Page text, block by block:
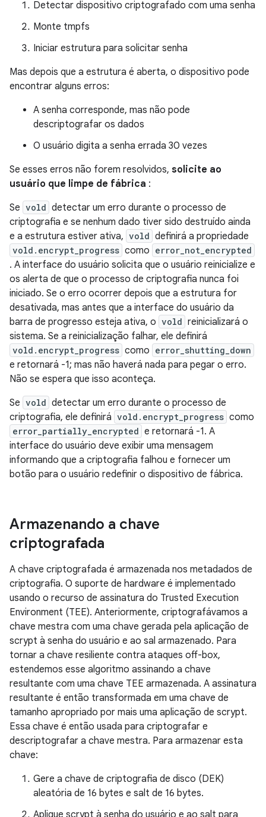
Detectar dispositivo criptografado com uma senha
Monte tmpfs
Iniciar estrutura para solicitar senha
Mas depois que a estrutura é aberta, o dispositivo pode
encontrar alguns erros:
A senha corresponde, mas não pode
descriptografar os dados
O usuário digita a senha errada 30 vezes
Se esses erros não forem resolvidos, solicite ao
usuário que limpe de fábrica :
Se vold detectar um erro durante o processo de
criptografia e se nenhum dado tiver sido destruído ainda
e a estrutura estiver ativa, vold definirá a propriedade
vold.encrypt_progress como error_not_encrypted
. A interface do usuário solicita que o usuário reinicialize e
os alerta de que o processo de criptografia nunca foi
iniciado. Se o erro ocorrer depois que a estrutura for
desativada, mas antes que a interface do usuário da
barra de progresso esteja ativa, o vold reinicializará o
sistema. Se a reinicialização falhar, ele definirá
vold.encrypt_progress como error_shutting_down
e retornará -1; mas não haverá nada para pegar o erro.
Não se espera que isso aconteça.
Se vold detectar um erro durante o processo de
criptografia, ele definirá vold.encrypt_progress como
error_partially_encrypted e retornará -1. A
interface do usuário deve exibir uma mensagem
informando que a criptografia falhou e fornecer um
botão para o usuário redefinir o dispositivo de fábrica.
Armazenando a chave
criptografada
A chave criptografada é armazenada nos metadados de
criptografia. O suporte de hardware é implementado
usando o recurso de assinatura do Trusted Execution
Environment (TEE). Anteriormente, criptografávamos a
chave mestra com uma chave gerada pela aplicação de
scrypt à senha do usuário e ao sal armazenado. Para
tornar a chave resiliente contra ataques off-box,
estendemos esse algoritmo assinando a chave
resultante com uma chave TEE armazenada. A assinatura
resultante é então transformada em uma chave de
tamanho apropriado por mais uma aplicação de scrypt.
Essa chave é então usada para criptografar e
descriptografar a chave mestra. Para armazenar esta
chave:
Gere a chave de criptografia de disco (DEK)
aleatória de 16 bytes e salt de 16 bytes.
Aplique scrypt à senha do usuário e ao salt para